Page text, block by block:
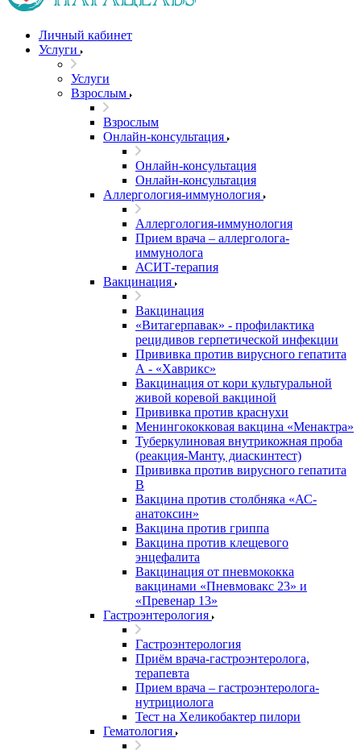
Личный кабинет
Услуги
Услуги
Взрослым
Взрослым
Онлайн-консультация
Онлайн-консультация
Онлайн-консультация
Аллергология-иммунология
Аллергология-иммунология
Прием врача – аллерголога-
иммунолога
АСИТ-терапия
Вакцинация
Вакцинация
«Витагерпавак» - профилактика
рецидивов герпетической инфекции
Прививка против вирусного гепатита
А - «Хаврикс»
Вакцинация от кори культуральной
живой коревой вакциной
Прививка против краснухи
Менингококковая вакцина «Менактра»
Туберкулиновая внутрикожная проба
(реакция-Манту, диаскинтест)
Прививка против вирусного гепатита
В
Вакцина против столбняка «АС-
анатоксин»
Вакцина против гриппа
Вакцина против клещевого
энцефалита
Вакцинация от пневмококка
вакцинами «Пневмовакс 23» и
«Превенар 13»
Гастроэнтерология
Гастроэнтерология
Приём врача-гастроэнтеролога,
терапевта
Прием врача – гастроэнтеролога-
нутрициолога
Тест на Хеликобактер пилори
Гематология